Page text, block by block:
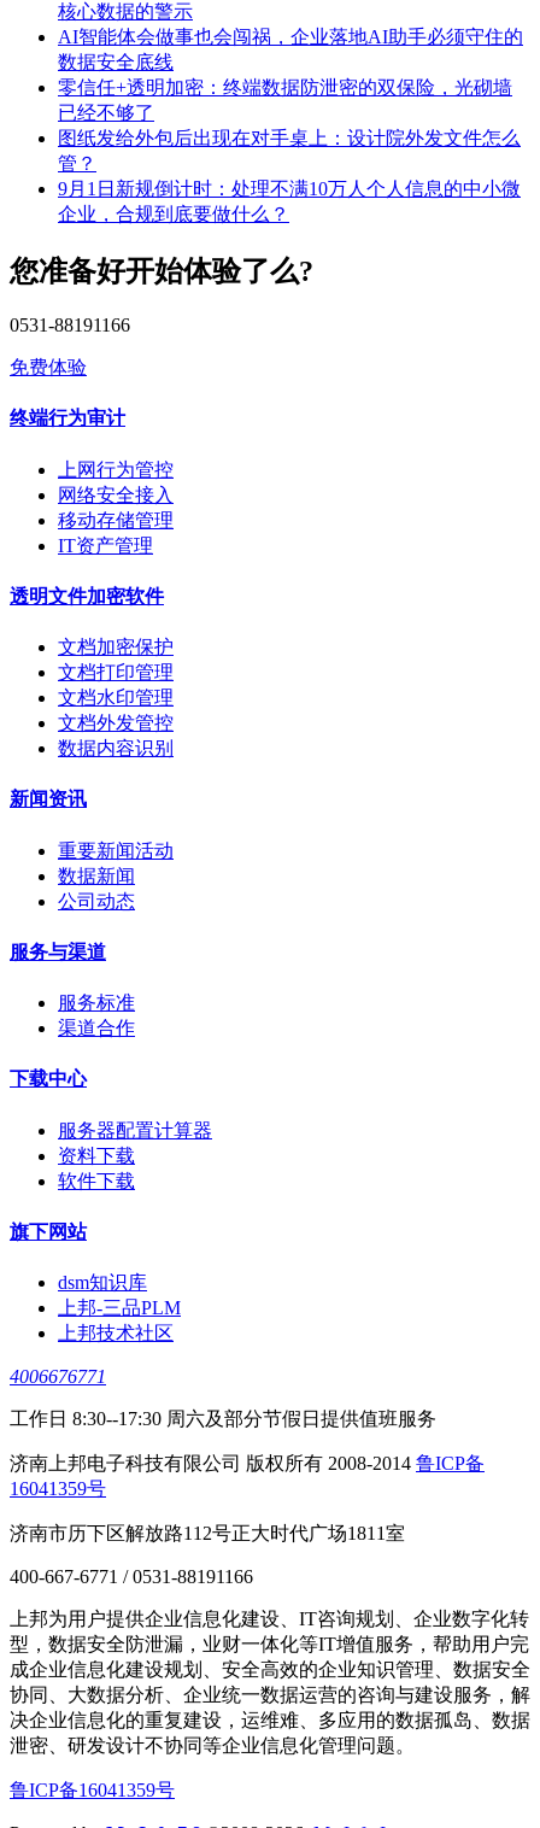
核心数据的警示
AI智能体会做事也会闯祸，企业落地AI助手必须守住的
数据安全底线
零信任+透明加密：终端数据防泄密的双保险，光砌墙
已经不够了
图纸发给外包后出现在对手桌上：设计院外发文件怎么
管？
9月1日新规倒计时：处理不满10万人个人信息的中小微
企业，合规到底要做什么？
您准备好开始体验了么?
0531-88191166
免费体验
终端行为审计
上网行为管控
网络安全接入
移动存储管理
IT资产管理
透明文件加密软件
文档加密保护
文档打印管理
文档水印管理
文档外发管控
数据内容识别
新闻资讯
重要新闻活动
数据新闻
公司动态
服务与渠道
服务标准
渠道合作
下载中心
服务器配置计算器
资料下载
软件下载
旗下网站
dsm知识库
上邦-三品PLM
上邦技术社区
4006676771
工作日 8:30--17:30 周六及部分节假日提供值班服务
济南上邦电子科技有限公司 版权所有 2008-2014 鲁ICP备
16041359号
济南市历下区解放路112号正大时代广场1811室
400-667-6771 / 0531-88191166
上邦为用户提供企业信息化建设、IT咨询规划、企业数字化转
型，数据安全防泄漏，业财一体化等IT增值服务，帮助用户完
成企业信息化建设规划、安全高效的企业知识管理、数据安全
协同、大数据分析、企业统一数据运营的咨询与建设服务，解
决企业信息化的重复建设，运维难、多应用的数据孤岛、数据
泄密、研发设计不协同等企业信息化管理问题。
鲁ICP备16041359号